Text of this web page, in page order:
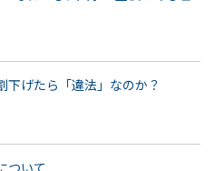
下げたら「違法」なのか？
ついて